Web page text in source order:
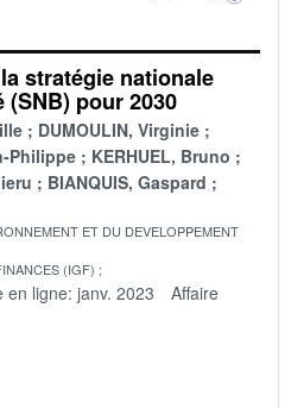
stratégie nationale
pour 2030
DUMOULIN, Virginie
Philippe
KERHUEL, Bruno
BIANQUIS, Gaspard
ET DU DEVELOPPEMENT
(IGF)
en ligne: janv. 2023
Affaire